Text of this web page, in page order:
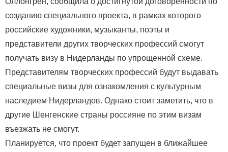
созданию специального проекта, в рамках которого
российские художники, музыканты, поэты и
представители других творческих профессий смогут
получать визу в Нидерланды по упрощенной схеме.
Представителям творческих профессий будут выдавать
специальные визы для ознакомления с культурным
наследием Нидерландов. Однако стоит заметить, что в
другие Шенгенские страны россияне по этим визам
въезжать не смогут.
Планируется, что проект будет запущен в ближайшее